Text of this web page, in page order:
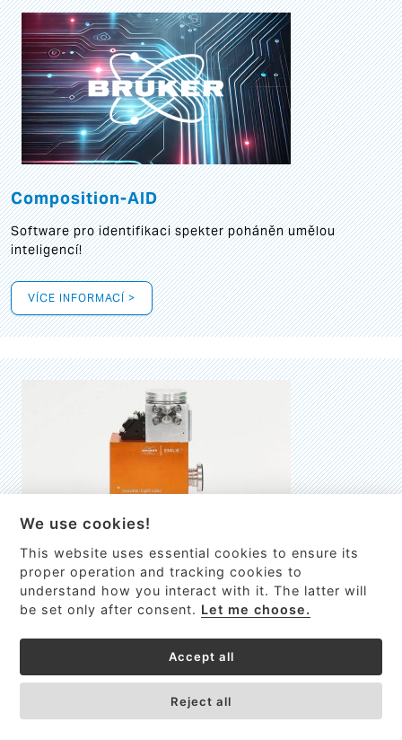
Composition-AID
Software pro identifikaci spekter poháněn umělou
inteligencí!
VÍCE INFORMACÍ >
EMILIE
První nano-elektro-mechanický (NEMS) FTIR analyzátor
We use cookies!
This website uses essential cookies to ensure its
proper operation and tracking cookies to
understand how you interact with it. The latter will
be set only after consent. Let me choose.
Accept all
Reject all